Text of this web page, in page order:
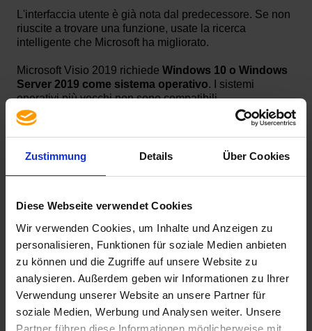
Zustimmung Details Über Cookies
Diese Webseite verwendet Cookies
Wir verwenden Cookies, um Inhalte und Anzeigen zu
personalisieren, Funktionen für soziale Medien anbieten
zu können und die Zugriffe auf unsere Website zu
analysieren. Außerdem geben wir Informationen zu Ihrer
Verwendung unserer Website an unsere Partner für
soziale Medien, Werbung und Analysen weiter. Unsere
Partner führen diese Informationen möglicherweise mit
L'interfaccia utente è già nota dal predecessore. Se non
riuscite a trovare una funzione, usate la ricerca
intelligente che Microsoft ha migliorato.
Microsoft Visio 2019 richiede Windows 10 o Windows
Server 2019 come sistema operativo. I sistemi
operativi più vecchi non sono compatibili.
Per installare Microsoft Visio 2019 è necessaria una
connessione Internet attiva. Le istruzioni per
l'installazione video si trovano ai seguenti link:
Office Deployment
Tool: https://youtu.be/7RbOcoWCh04
Attenzione! Le versioni Windows Installer non si
possono installare in presenza di versioni Click-to-
Run!